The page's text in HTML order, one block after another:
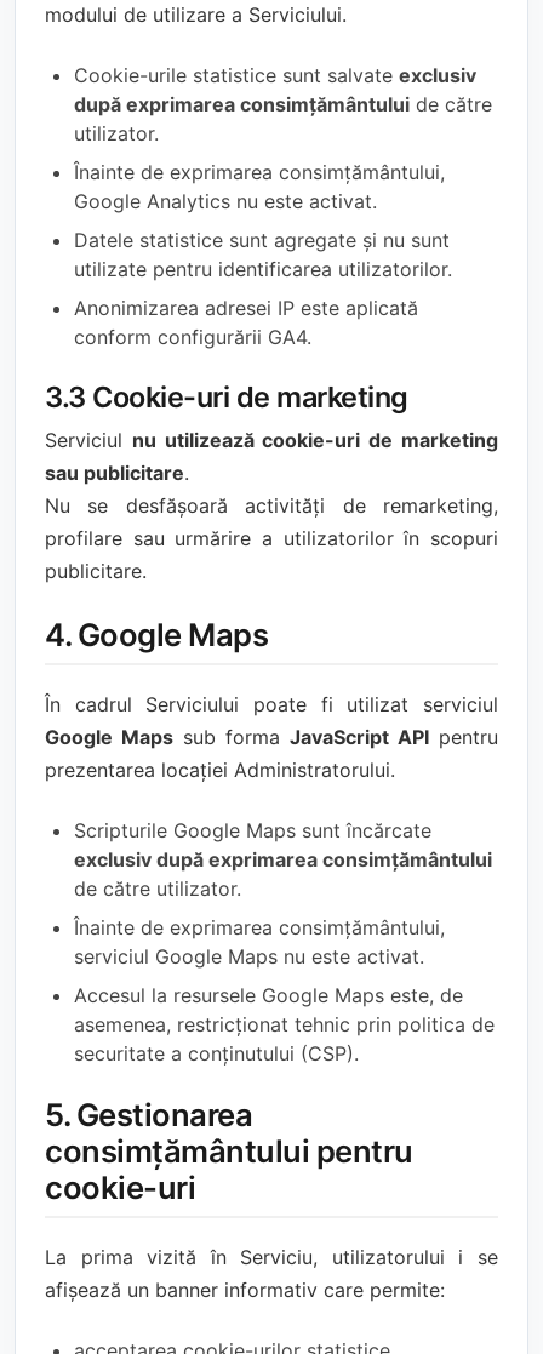
modului de utilizare a Serviciului.
Cookie-urile statistice sunt salvate exclusiv
după exprimarea consimțământului de către
utilizator.
Înainte de exprimarea consimțământului,
Google Analytics nu este activat.
Datele statistice sunt agregate și nu sunt
utilizate pentru identificarea utilizatorilor.
Anonimizarea adresei IP este aplicată
conform configurării GA4.
3.3 Cookie-uri de marketing
Serviciul nu utilizează cookie-uri de marketing
sau publicitare.
Nu se desfășoară activități de remarketing,
profilare sau urmărire a utilizatorilor în scopuri
publicitare.
4. Google Maps
În cadrul Serviciului poate fi utilizat serviciul
Google Maps sub forma JavaScript API pentru
prezentarea locației Administratorului.
Scripturile Google Maps sunt încărcate
exclusiv după exprimarea consimțământului
de către utilizator.
Înainte de exprimarea consimțământului,
serviciul Google Maps nu este activat.
Accesul la resursele Google Maps este, de
asemenea, restricționat tehnic prin politica de
securitate a conținutului (CSP).
5. Gestionarea
consimțământului pentru
cookie-uri
La prima vizită în Serviciu, utilizatorului i se
afișează un banner informativ care permite: